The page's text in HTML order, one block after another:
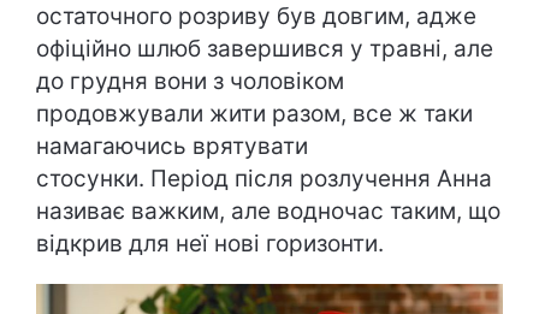
остаточного розриву був довгим, адже
офіційно шлюб завершився у травні, але
до грудня вони з чоловіком
продовжували жити разом, все ж таки
намагаючись врятувати
стосунки. Період після розлучення Анна
називає важким, але водночас таким, що
відкрив для неї нові горизонти.